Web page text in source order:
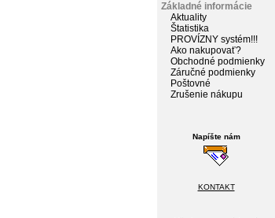
Základné informácie
Aktuality
Štatistika
PROVÍZNY systém!!!
Ako nakupovať?
Obchodné podmienky
Záručné podmienky
Poštovné
Zrušenie nákupu
Napíšte nám
KONTAKT